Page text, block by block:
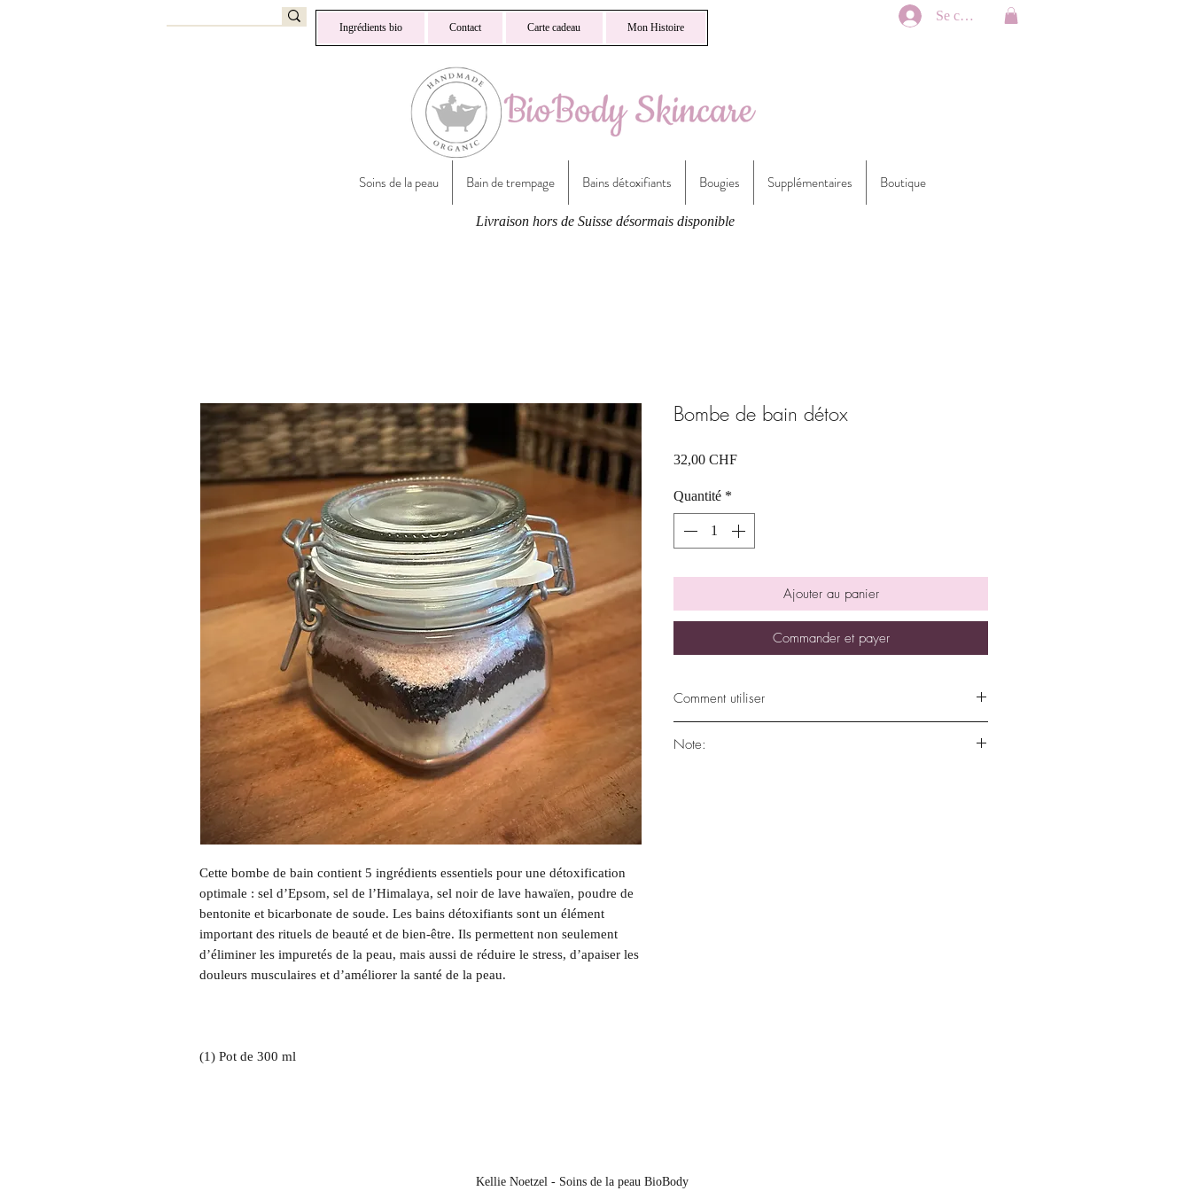
Ingrédients bio Contact Carte cadeau Mon Histoire
Se connecter
Soins de la peau Bain de trempage Bains détoxifiants Bougies Supplémentaires Boutique
Livraison hors de Suisse désormais disponible
Cette bombe de bain contient 5 ingrédients essentiels pour une détoxification
optimale : sel d’Epsom, sel de l’Himalaya, sel noir de lave hawaïen, poudre de
bentonite et bicarbonate de soude. Les bains détoxifiants sont un élément
important des rituels de beauté et de bien-être. Ils permettent non seulement
d’éliminer les impuretés de la peau, mais aussi de réduire le stress, d’apaiser les
douleurs musculaires et d’améliorer la santé de la peau.
(1) Pot de 300 ml
Bombe de bain détox
32,00 CHFPrix
Quantité *
Ajouter au panier
Commander et payer
Comment utiliser
qui vous convient), ajoutez la bombe de bain et restez-y
Note:
Kellie Noetzel - Soins de la peau BioBody